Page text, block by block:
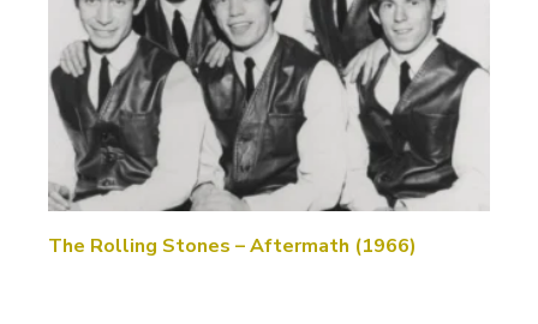
The Rolling Stones – Aftermath (1966)